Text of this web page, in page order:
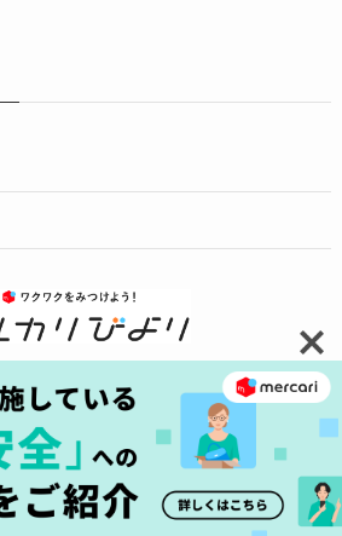
安全の取り組みへ
プライバシーポリシー
はこちら
商標について
© 2025 Mercari, Inc.